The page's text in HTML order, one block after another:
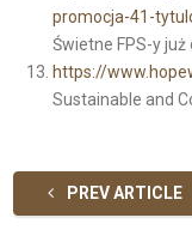
promocja-41-
Świetne FPS-y już
https://
Sustainable and
PREV ARTICLE